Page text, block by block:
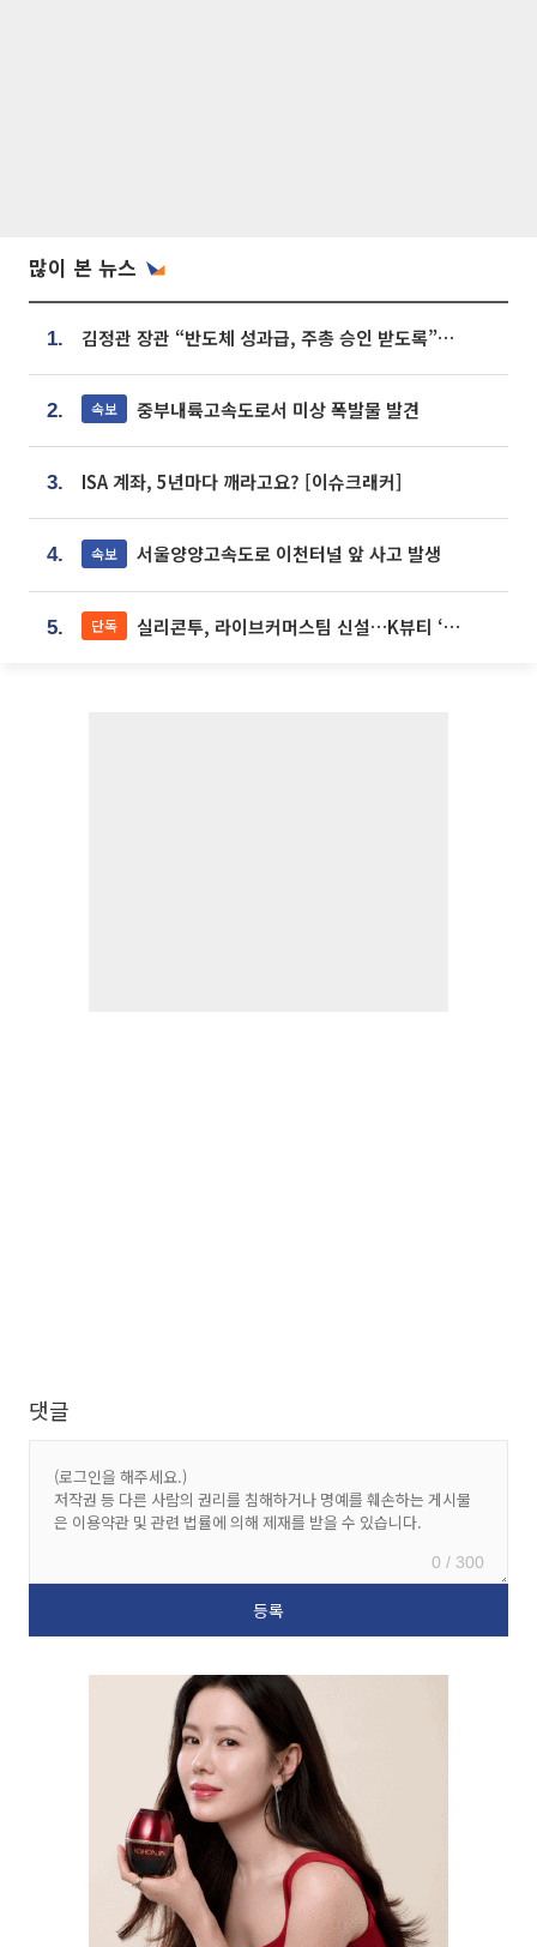
많이 본 뉴스
1. 김정관 장관 “반도체 성과급, 주총 승인 받도록”…상법·자본시장법 개정 시사
2. 속보 중부내륙고속도로서 미상 폭발물 발견
3. ISA 계좌, 5년마다 깨라고요? [이슈크래커]
4. 속보 서울양양고속도로 이천터널 앞 사고 발생
5. 단독 실리콘투, 라이브커머스팀 신설…K뷰티 ‘글로벌 판매망’ 확대[K뷰티 라방戰]
댓글
0 / 300